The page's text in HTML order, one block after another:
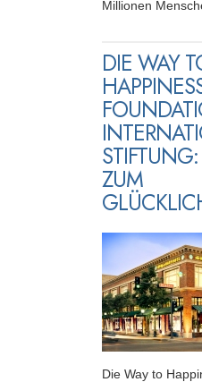
Millionen
DIE WAY
ZUM
Die Way to